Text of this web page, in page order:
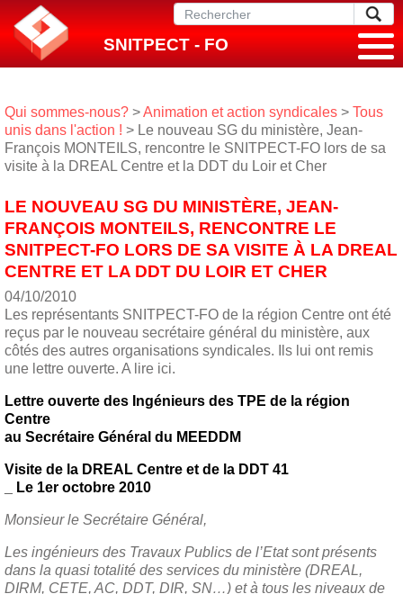
SNITPECT - FO
Qui sommes-nous? >Animation et action syndicales > Tous
unis dans l'action ! > Le nouveau SG du ministère, Jean-
François MONTEILS, rencontre le SNITPECT-FO lors de sa
visite à la DREAL Centre et la DDT du Loir et Cher
LE NOUVEAU SG DU MINISTÈRE, JEAN-
FRANÇOIS MONTEILS, RENCONTRE LE
SNITPECT-FO LORS DE SA VISITE À LA DREAL
CENTRE ET LA DDT DU LOIR ET CHER
04/10/2010
Les représentants SNITPECT-FO de la région Centre ont été
reçus par le nouveau secrétaire général du ministère, aux
côtés des autres organisations syndicales. Ils lui ont remis
une lettre ouverte. A lire ici.
Lettre ouverte des Ingénieurs des TPE de la région
Centre
au Secrétaire Général du MEEDDM
Visite de la DREAL Centre et de la DDT 41
_ Le 1er octobre 2010
Monsieur le Secrétaire Général,
Les ingénieurs des Travaux Publics de l’Etat sont présents
dans la quasi totalité des services du ministère (DREAL,
DIRM, CETE, AC, DDT, DIR, SN…) et à tous les niveaux de